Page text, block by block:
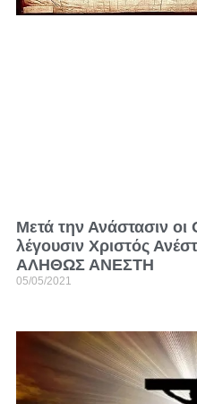
Μετά την Ανάστασιν
λέγουσιν Χριστός
ΑΛΗΘΩΣ ΑΝΕΣΤΗ
05/05/2021